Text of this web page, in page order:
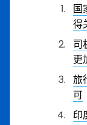
国
得
司
更
旅
可
印